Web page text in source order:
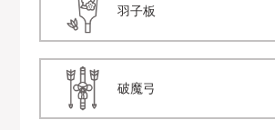
羽子板
破魔弓